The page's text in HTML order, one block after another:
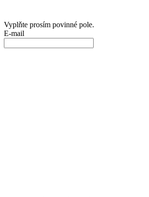
Vyplňte prosím povinné pole.
E-mail